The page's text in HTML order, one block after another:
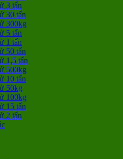
3 tấn
30 tấn
300kg
5 tấn
1 tấn
50 tấn
1,5 tấn
500kg
10 tấn
50kg
100kg
15 tấn
2 tấn